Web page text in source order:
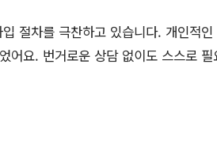
절차를 극찬하고 있습니다. 개인적
어요. 번거로운 상담 없이도 스스로